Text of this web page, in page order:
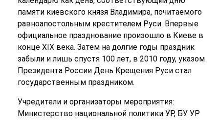
памяти киевского князя Владимира, почитаемого
равноапостольным крестителем Руси. Впервые
официальное празднование произошло в Киеве в
конце XIX века. Затем на долгие годы праздник
забыли и лишь спустя 100 лет, в 2010 году, указом
Президента России День Крещения Руси стал
государственным праздником.
Учредители и организаторы мероприятия:
Министерство национальной политики УР, БУ УР